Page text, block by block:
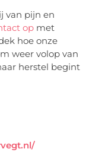
van pijn en
op met
hoe onze
weer volop van
herstel begint